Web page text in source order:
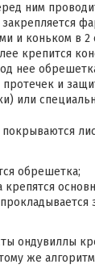
ним
и коньком в 2
крепится
нее
и
или
обрешетка;
крепятся
ондувиллы
же